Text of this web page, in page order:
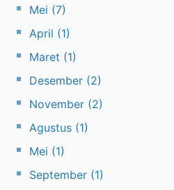
Mei (7)
April (1)
Maret (1)
Desember (2)
November (2)
Agustus (1)
Mei (1)
September (1)